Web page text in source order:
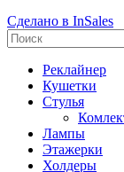
Сделано в InSales
Реклайнер
Кушетки
Стулья
Лампы
Этажерки
Холдеры